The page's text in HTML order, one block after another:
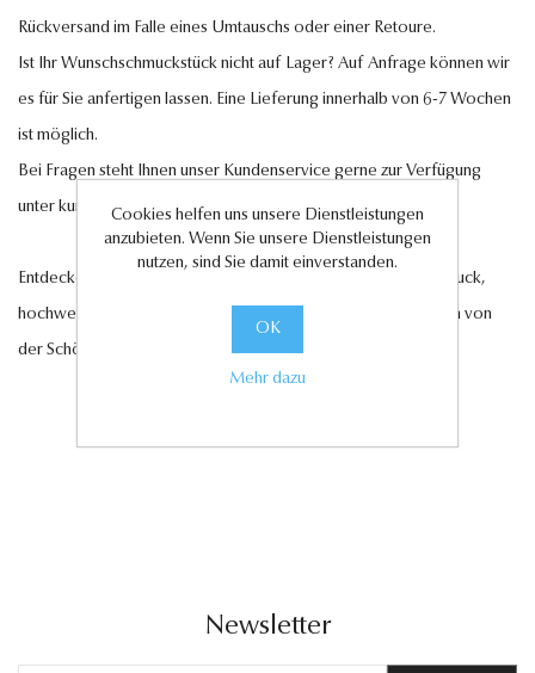
Rückversand im Falle eines Umtauschs oder einer Retoure.
Ist Ihr Wunschschmuckstück nicht auf Lager? Auf Anfrage können wir
es für Sie anfertigen lassen. Eine Lieferung innerhalb von 6-7 Wochen
ist möglich.
Bei Fragen steht Ihnen unser Kundenservice gerne zur Verfügung
unter kundenservice@antwerp-diamonds.de.
Entdecken Sie jetzt unsere exquisite Auswahl an Diamantschmuck,
hochwertigen Edelsteinen und edlen Perlen und lassen Sie sich von
der Schönheit und Eleganz unserer Kollektionen verzaubern.
Newsletter
Cookies helfen uns unsere Dienstleistungen
anzubieten. Wenn Sie unsere Dienstleistungen
nutzen, sind Sie damit einverstanden.
OK
Mehr dazu